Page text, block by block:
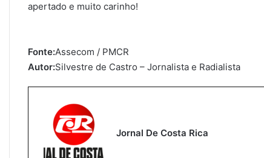
apertado e muito carinho!
Fonte:Assecom / PMCR
Autor:Silvestre de Castro – Jornalista e Radialista
Jornal De Costa Rica